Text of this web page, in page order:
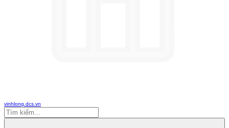
vinhlong.dcs.vn